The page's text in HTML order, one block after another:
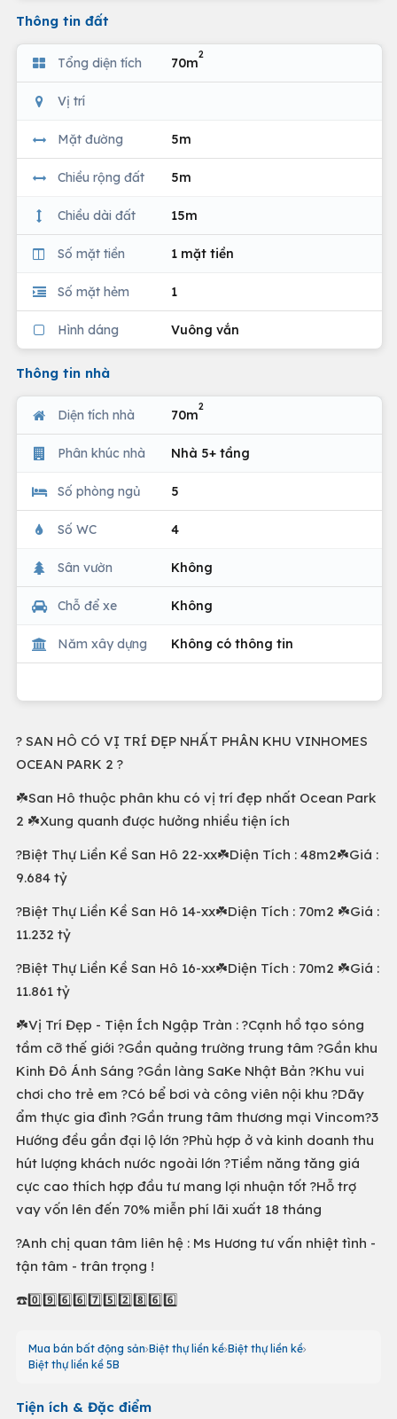
Thông tin đất
Tổng diện tích 70m
2
Vị trí
Mặt đường 5m
Chiều rộng đất 5m
Chiều dài đất 15m
Số mặt tiền 1 mặt tiền
Số mặt hẻm 1
Hình dáng Vuông vắn
Thông tin nhà
Diện tích nhà 70m
2
Phân khúc nhà Nhà 5+ tầng
Số phòng ngủ 5
Số WC 4
Sân vườn Không
Chỗ để xe Không
Năm xây dựng Không có thông tin
? SAN HÔ CÓ VỊ TRÍ ĐẸP NHẤT PHÂN KHU VINHOMES
OCEAN PARK 2 ?
☘️San Hô thuộc phân khu có vị trí đẹp nhất Ocean Park
2 ☘️Xung quanh được hưởng nhiều tiện ích
?Biệt Thự Liền Kề San Hô 22-xx☘️Diện Tích : 48m2☘️Giá :
9.684 tỷ
?Biệt Thự Liền Kề San Hô 14-xx☘️Diện Tích : 70m2 ☘️Giá :
11.232 tỷ
?Biệt Thự Liền Kề San Hô 16-xx☘️Diện Tích : 70m2 ☘️Giá :
11.861 tỷ
☘️Vị Trí Đẹp - Tiện Ích Ngập Tràn : ?Cạnh hồ tạo sóng
tầm cỡ thế giới ?Gần quảng trường trung tâm ?Gần khu
Kinh Đô Ánh Sáng ?Gần làng SaKe Nhật Bản ?Khu vui
chơi cho trẻ em ?Có bể bơi và công viên nội khu ?Dãy
ẩm thực gia đình ?Gần trung tâm thương mại Vincom?3
Hướng đều gần đại lộ lớn ?Phù hợp ở và kinh doanh thu
hút lượng khách nước ngoài lớn ?Tiềm năng tăng giá
cực cao thích hợp đầu tư mang lợi nhuận tốt ?Hỗ trợ
vay vốn lên đến 70% miễn phí lãi xuất 18 tháng
?Anh chị quan tâm liên hệ : Ms Hương tư vấn nhiệt tình -
tận tâm - trân trọng !
☎️0️⃣9️⃣6️⃣6️⃣7️⃣5️⃣2️⃣8️⃣6️⃣6️⃣
Mua bán bất động sản Biệt thự liền kề Biệt thự liền kề
Biệt thự liền kề 5B
Tiện ích & Đặc điểm